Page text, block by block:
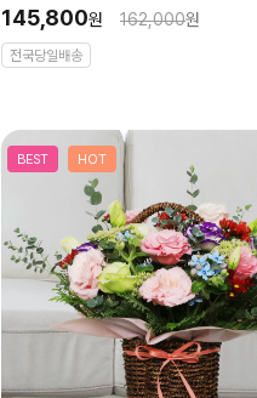
145,800원 162,000원
전국당일배송
BEST HOT